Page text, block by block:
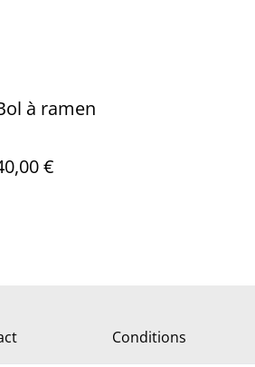
à ramen
€
Conditions